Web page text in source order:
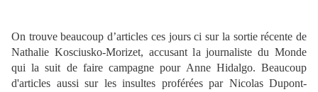
On trouve beaucoup d’articles ces jours ci sur la sortie récente de
Nathalie Kosciusko-Morizet, accusant la journaliste du Monde
qui la suit de faire campagne pour Anne Hidalgo. Beaucoup
d'articles aussi sur les insultes proférées par Nicolas Dupont-